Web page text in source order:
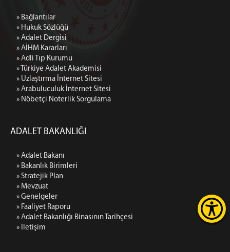
» Bağlantılar
» Hukuk Sözlüğü
» Adalet Dergisi
» AİHM Kararları
» Adli Tıp Kurumu
» Türkiye Adalet Akademisi
» Uzlaştırma İnternet Sitesi
» Arabuluculuk İnternet Sitesi
» Nöbetçi Noterlik Sorgulama
ADALET BAKANLIĞI
» Adalet Bakanı
» Bakanlık Birimleri
» Stratejik Plan
» Mevzuat
» Genelgeler
» Faaliyet Raporu
» Adalet Bakanlığı Binasının Tarihçesi
» İletişim